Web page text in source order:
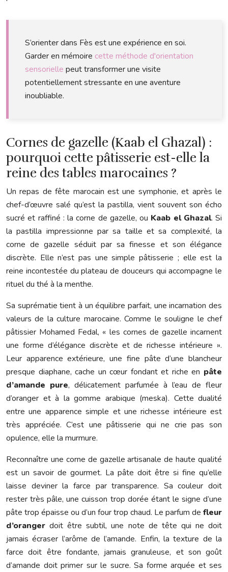
S’orienter dans Fès est une expérience en soi.
Garder en mémoire cette méthode d'orientation
sensorielle peut transformer une visite
potentiellement stressante en une aventure
inoubliable.
Cornes de gazelle (Kaab el Ghazal) :
pourquoi cette pâtisserie est-elle la
reine des tables marocaines ?
Un repas de fête marocain est une symphonie, et après le
chef-d’œuvre salé qu’est la pastilla, vient souvent son écho
sucré et raffiné : la corne de gazelle, ou Kaab el Ghazal. Si
la pastilla impressionne par sa taille et sa complexité, la
corne de gazelle séduit par sa finesse et son élégance
discrète. Elle n’est pas une simple pâtisserie ; elle est la
reine incontestée du plateau de douceurs qui accompagne le
rituel du thé à la menthe.
Sa suprématie tient à un équilibre parfait, une incarnation des
valeurs de la culture marocaine. Comme le souligne le chef
pâtissier Mohamed Fedal, « les cornes de gazelle incarnent
une forme d’élégance discrète et de richesse intérieure ».
Leur apparence extérieure, une fine pâte d’une blancheur
presque diaphane, cache un cœur fondant et riche en pâte
d’amande pure, délicatement parfumée à l’eau de fleur
d’oranger et à la gomme arabique (meska). Cette dualité
entre une apparence simple et une richesse intérieure est
très appréciée. C’est une pâtisserie qui ne crie pas son
opulence, elle la murmure.
Reconnaître une corne de gazelle artisanale de haute qualité
est un savoir de gourmet. La pâte doit être si fine qu’elle
laisse deviner la farce par transparence. Sa couleur doit
rester très pâle, une cuisson trop dorée étant le signe d’une
pâte trop épaisse ou d’un four trop chaud. Le parfum de fleur
d’oranger doit être subtil, une note de tête qui ne doit
jamais écraser l’arôme de l’amande. Enfin, la texture de la
farce doit être fondante, jamais granuleuse, et son goût
d’amande doit primer sur le sucre. Sa forme arquée et ses